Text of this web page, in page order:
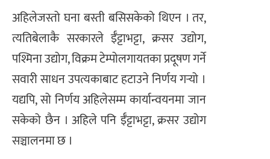
अहिलेजस्तो घना बस्ती बसिसकेको थिएन । तर,
त्यतिबेलाकै सरकारले ईँट्टाभट्टा, क्रसर उद्योग,
पश्मिना उद्योग, विक्रम टेम्पोलगायतका प्रदूषण गर्ने
सवारी साधन उपत्यकाबाट हटाउने निर्णय गर्‍यो ।
यद्यपि, सो निर्णय अहिलेसम्म कार्यान्वयनमा जान
सकेको छैन । अहिले पनि ईँट्टाभट्टा, क्रसर उद्योग
सञ्चालनमा छ ।